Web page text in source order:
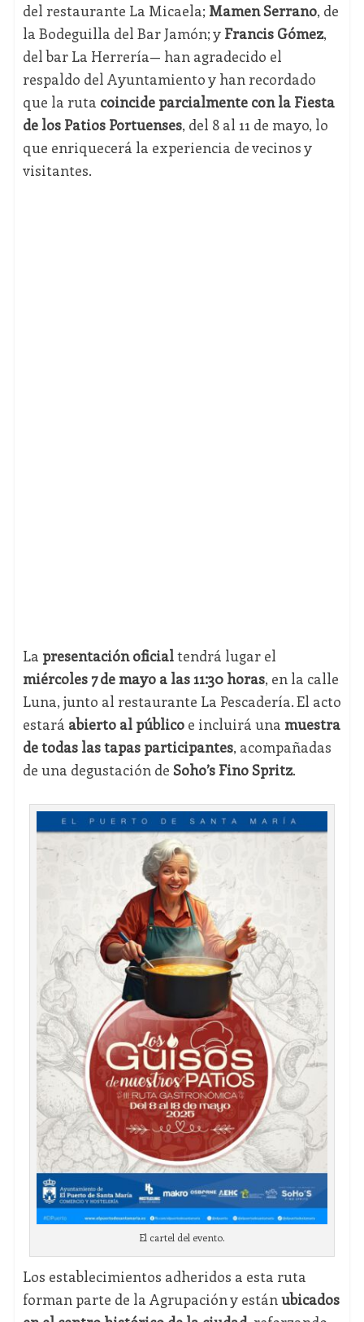
del restaurante La Micaela; Mamen Serrano, de
la Bodeguilla del Bar Jamón; y Francis Gómez,
del bar La Herrería— han agradecido el
respaldo del Ayuntamiento y han recordado
que la ruta coincide parcialmente con la Fiesta
de los Patios Portuenses, del 8 al 11 de mayo, lo
que enriquecerá la experiencia de vecinos y
visitantes.
La presentación oficialtendrá lugar el
miércoles 7 de mayo a las 11:30 horas, en la calle
Luna, junto al restaurante La Pescadería. El acto
estará abierto al públicoe incluirá una muestra
de todas las tapas participantes, acompañadas
de una degustación de Soho’s Fino Spritz.
El cartel del evento.
Los establecimientos adheridos a esta ruta
forman parte de la Agrupación y estánubicados